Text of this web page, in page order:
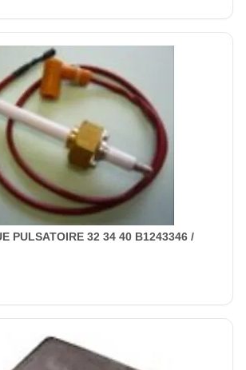
PULSATOIRE 32 34 40 B1243346 /